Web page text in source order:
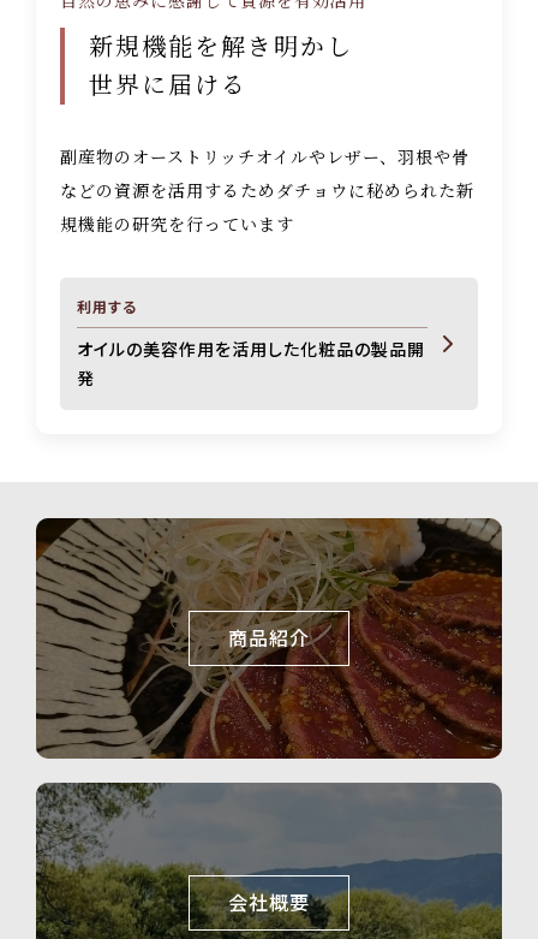
新規機能を解き明かし
世界に届ける
副産物のオーストリッチオイルやレザー、羽根や骨
などの資源を活用するため ダチョウに秘められた新
規機能の研究を行っています
利用する
オイルの美容作用を活用した化粧品の製品開
発
商品紹介
会社概要